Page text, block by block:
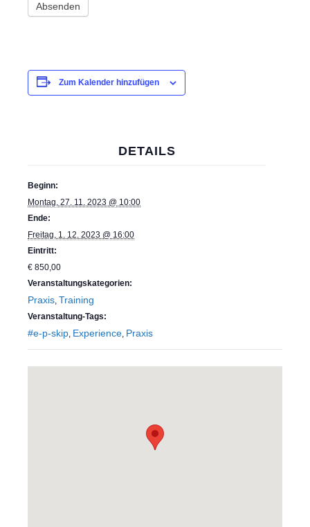
Zum Kalender hinzufügen
DETAILS
Beginn:
Montag, 27. 11. 2023 @ 10:00
Ende:
Freitag, 1. 12. 2023 @ 16:00
Eintritt:
€ 850,00
Veranstaltungskategorien:
Praxis, Training
Veranstaltung-Tags:
#e-p-skip, Experience, Praxis